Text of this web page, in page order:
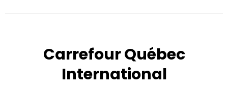
Carrefour Québec
International